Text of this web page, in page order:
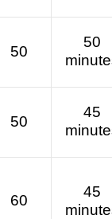
50
50
50
45
60
45